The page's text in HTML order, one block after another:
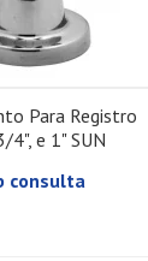
Para Registro
4", e 1" SUN
consulta